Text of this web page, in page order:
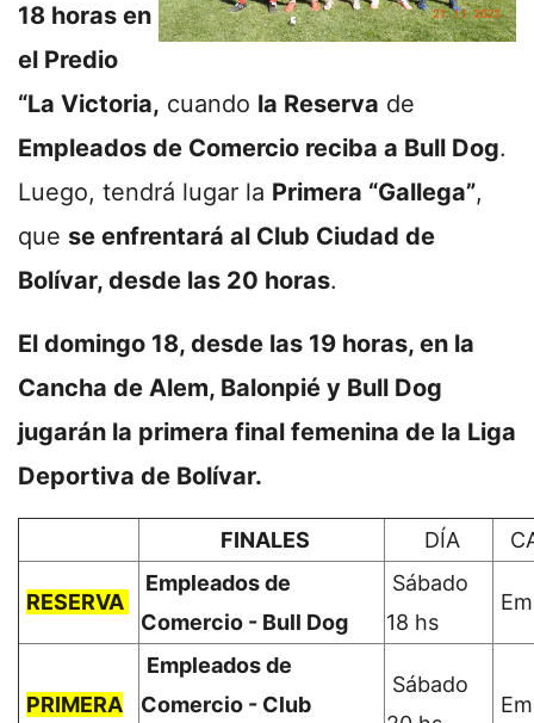
18 horas en
el Predio
“La Victoria, cuando la Reserva de
Empleados de Comercio reciba a Bull Dog.
Luego, tendrá lugar la Primera “Gallega”,
que se enfrentará al Club Ciudad de
Bolívar, desde las 20 horas.
El domingo 18, desde las 19 horas, en la
Cancha de Alem, Balonpié y Bull Dog
jugarán la primera final femenina de la Liga
Deportiva de Bolívar.
FINALES DÍA
RESERVA
Empleados de
Comercio - Bull Dog
Sábado
18 hs
PRIMERA
Empleados de
Comercio - Club
Sábado